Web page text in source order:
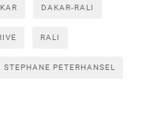
DAKAR-RALI
RALI
STEPHANE PETERHANSEL